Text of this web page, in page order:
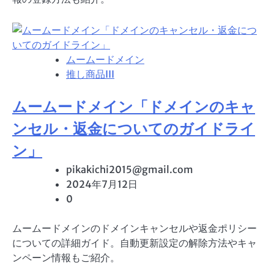
ムームードメイン
推し商品III
ムームードメイン「ドメインのキャ
ンセル・返金についてのガイドライ
ン」
pikakichi2015@gmail.com
2024年7月12日
0
ムームードメインのドメインキャンセルや返金ポリシー
についての詳細ガイド。自動更新設定の解除方法やキャ
ンペーン情報もご紹介。